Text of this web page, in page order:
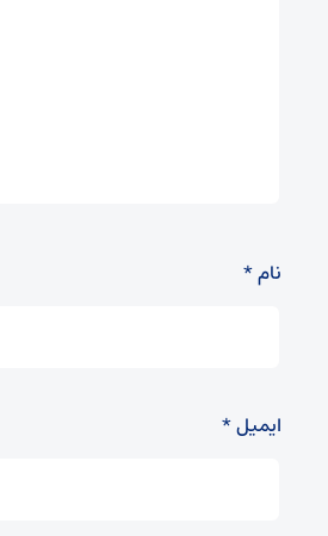
نام*
ایمیل*